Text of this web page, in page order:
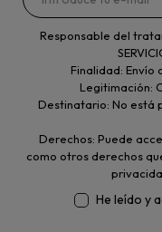
Responsable del
Finalidad: Envío
Legitimación:
Destinatario: No está
Derechos: Puede
como otros derechos
He leído y